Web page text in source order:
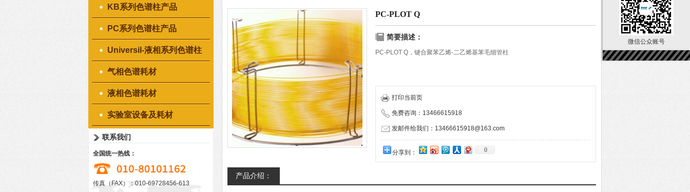
KB系列色谱柱产品
PC系列色谱柱产品
Universil-液相系列色谱柱
产品
气相色谱耗材
液相色谱耗材
实验室设备及耗材
联系我们
全国统一热线：
传真（FAX）：010-69728456-613
PC-PLOT Q
简要描述：
PC-PLOT Q，键合聚苯乙烯-二乙烯基苯毛细管柱
打印当前页
免费咨询：13466615918
发邮件给我们：13466615918@163.com
分享到： 0
产品介绍：
微信公众账号